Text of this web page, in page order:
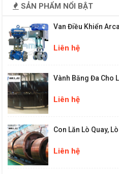
SẢN PHẨM NỔI BẬT
Van Điều Khiển
Liên hệ
Vành Băng Đa Cho
Liên hệ
Con Lăn Lò Quay,
Liên hệ